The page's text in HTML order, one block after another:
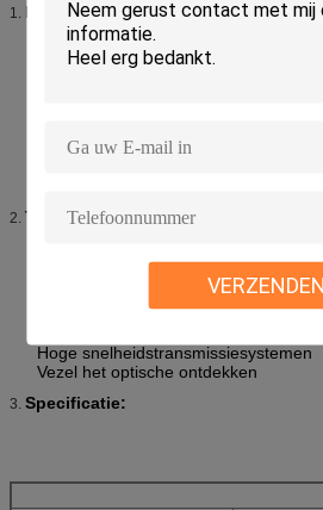
VERZENDEN
1. Eigenschappen:
Laag toevoegingsverlies en
UL-geschatte plastic huisvesting
2. Toepassingen:
Vezel Optische Telecommunicaties
LAN (Local area network)
FTTH (Vezel aan het Huis)
Hoge snelheidstransmissiesystemen
Vezel het optische ontdekken
3. Specificatie: